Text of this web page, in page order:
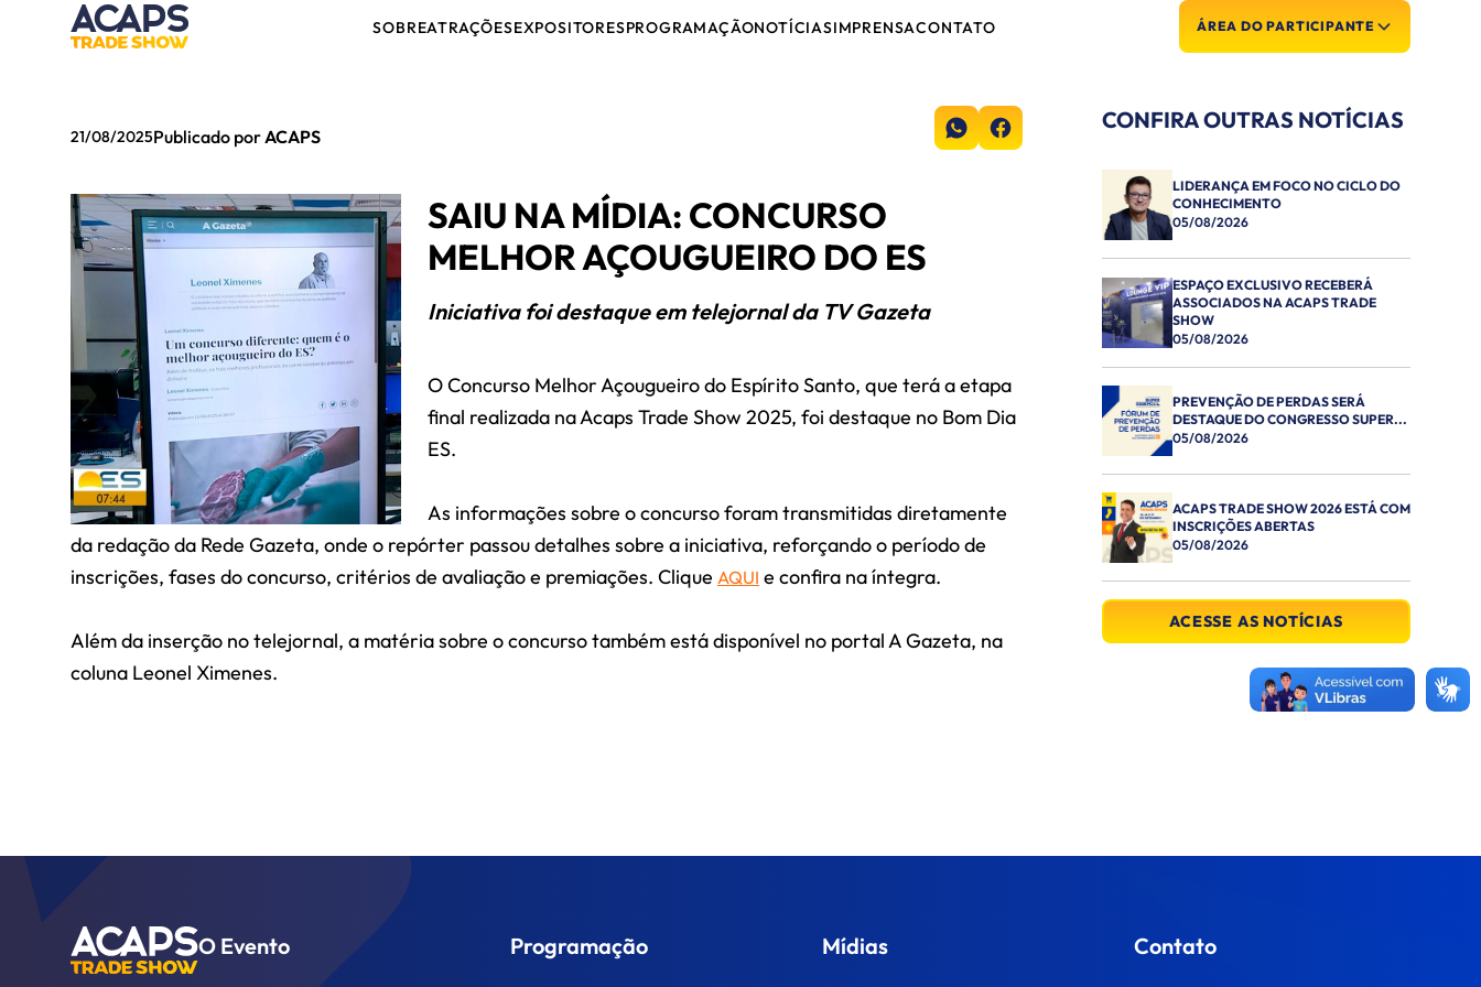
SOBREATRAÇÕESEXPOSITORESPROGRAMAÇÃONOTÍCIASIMPRENSACONTATO ÁREA DO PARTICIPANTE
21/08/2025Publicado porACAPS
SAIU NA MÍDIA: CONCURSO
MELHOR AÇOUGUEIRO DO ES
Iniciativa foi destaque em telejornal da TV Gazeta
O Concurso Melhor Açougueiro do Espírito Santo, que terá a etapa
final realizada na Acaps Trade Show 2025, foi destaque no Bom Dia
ES.
As informações sobre o concurso foram transmitidas diretamente
da redação da Rede Gazeta, onde o repórter passou detalhes sobre a iniciativa, reforçando o período de
inscrições, fases do concurso, critérios de avaliação e premiações. Clique AQUI e confira na íntegra.
Além da inserção no telejornal, a matéria sobre o concurso também está disponível no portal A Gazeta, na
coluna Leonel Ximenes.
CONFIRA OUTRAS NOTÍCIAS
LIDERANÇA EM FOCO NO CICLO DO
CONHECIMENTO
05/08/2026
ESPAÇO EXCLUSIVO RECEBERÁ
ASSOCIADOS NA ACAPS TRADE
SHOW
05/08/2026
PREVENÇÃO DE PERDAS SERÁ
DESTAQUE DO CONGRESSO SUPER...
05/08/2026
ACAPS TRADE SHOW 2026 ESTÁ COM
INSCRIÇÕES ABERTAS
05/08/2026
ACESSE AS NOTÍCIAS
O Evento Programação Mídias Contato